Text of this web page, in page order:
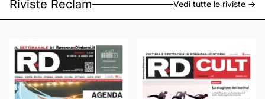
Riviste Reclam Vedi tutte le riviste ->